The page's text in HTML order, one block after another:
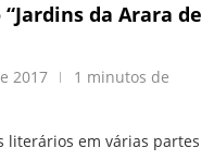
da Arara de
2017
1 minutos de
literários em várias partes